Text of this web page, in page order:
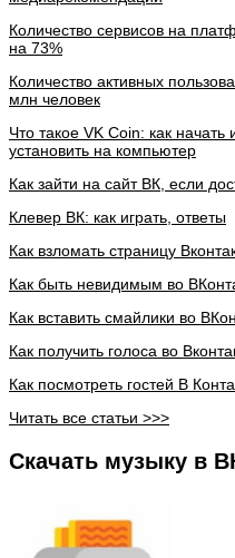
Количество сервисов на
на 73%
Количество активных
млн человек
Что такое VK Coin: как начать
установить на компьютер
Как зайти на сайт ВК, если
Клевер ВК: как играть, ответы
Как взломать страницу
Как быть невидимым во
Как вставить смайлики во
Как получить голоса во
Как посмотреть гостей В
Читать все статьи >>>
Скачать музыку в